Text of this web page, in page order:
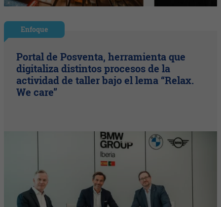
Enfoque
Portal de Posventa, herramienta que
digitaliza distintos procesos de la
actividad de taller bajo el lema “Relax.
We care”